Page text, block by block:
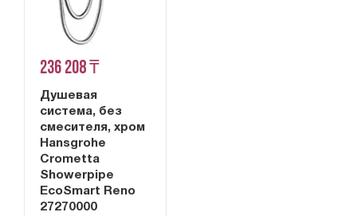
236 208 ₸
Душевая
система, без
смесителя, хром
Hansgrohe
Crometta
Showerpipe
EcoSmart Reno
27270000